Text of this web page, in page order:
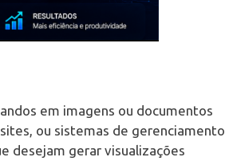
em imagens ou documentos
ou sistemas de gerenciamento
desejam gerar visualizações